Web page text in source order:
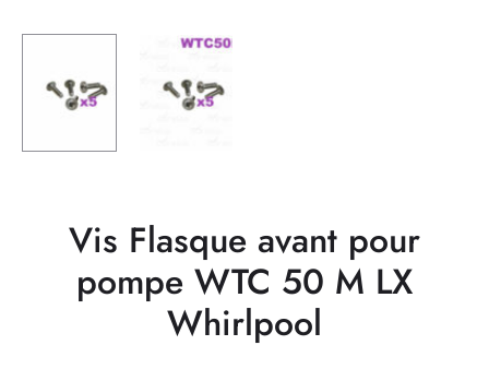
Vis Flasque avant pour
pompe WTC 50 M LX
Whirlpool